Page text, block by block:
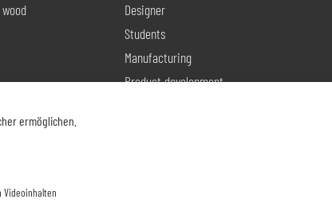
Designer
Students
Manufacturing
Product development
ermöglichen.
Videoinhalten